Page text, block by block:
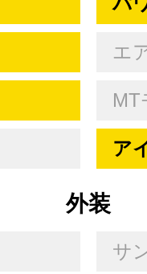
エ
MT
ア
外装
サ